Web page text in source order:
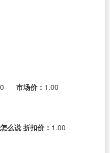
市场价： 1.00
么说 折扣价： 1.00